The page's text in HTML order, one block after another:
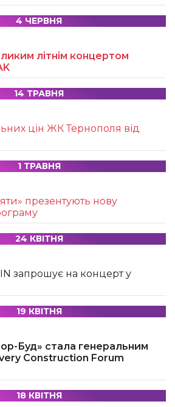
4 ЧЕРВНЯ
літнім концертом
14 ТРАВНЯ
цін ЖК Тернополя від
1 ТРАВНЯ
презентують нову
24 КВІТНЯ
запрошує на концерт у
19 КВІТНЯ
Буд» стала генеральним
Construction Forum
18 КВІТНЯ